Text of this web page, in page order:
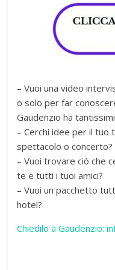
– Vuoi una video
o solo per far
Gaudenzio ha
– Cerchi idee per il tuo
spettacolo o concerto?
– Vuoi trovare ciò che
te e tutti i tuoi amici?
– Vuoi un pacchetto
hotel?
Chiedilo a Gaudenzio: